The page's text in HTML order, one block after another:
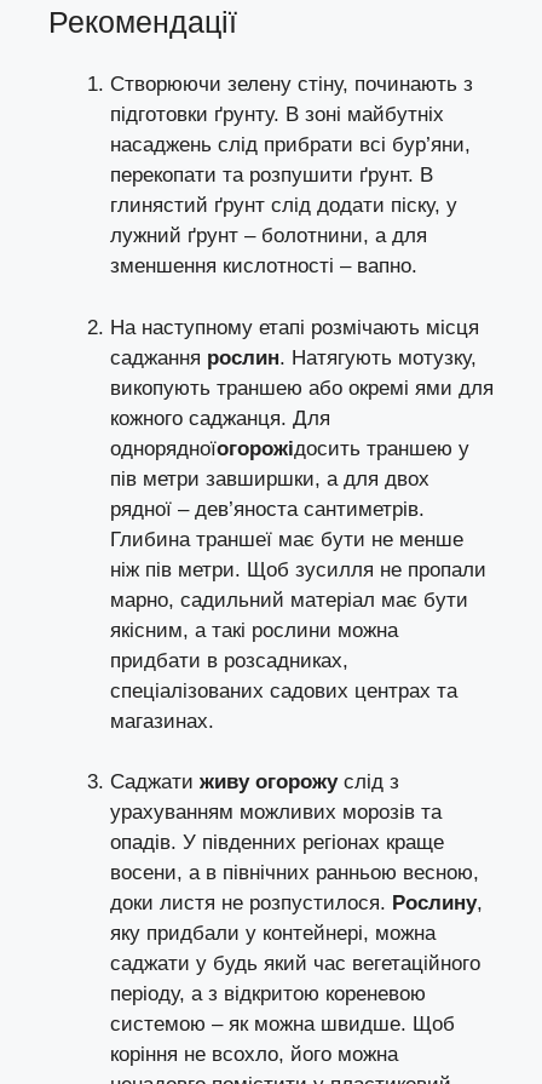
Рекомендації
Створюючи зелену стіну, починають з
підготовки ґрунту. В зоні майбутніх
насаджень слід прибрати всі бур’яни,
перекопати та розпушити ґрунт. В
глинястий ґрунт слід додати піску, у
лужний ґрунт – болотнини, а для
зменшення кислотності – вапно.
На наступному етапі розмічають місця
саджання рослин. Натягують мотузку,
викопують траншею або окремі ями для
кожного саджанця. Для
однорядноїогорожідосить траншею у
пів метри завширшки, а для двох
рядної – дев’яноста сантиметрів.
Глибина траншеї має бути не менше
ніж пів метри. Щоб зусилля не пропали
марно, садильний матеріал має бути
якісним, а такі рослини можна
придбати в розсадниках,
спеціалізованих садових центрах та
магазинах.
Саджати живу огорожуслід з
урахуванням можливих морозів та
опадів. У південних регіонах краще
восени, а в північних ранньою весною,
доки листя не розпустилося. Рослину,
яку придбали у контейнері, можна
саджати у будь який час вегетаційного
періоду, а з відкритою кореневою
системою – як можна швидше. Щоб
коріння не всохло, його можна